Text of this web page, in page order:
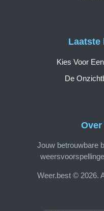
Over
Jouw betrouwbare
Weer.best © 2026.
Laatste
Kies Voor
De